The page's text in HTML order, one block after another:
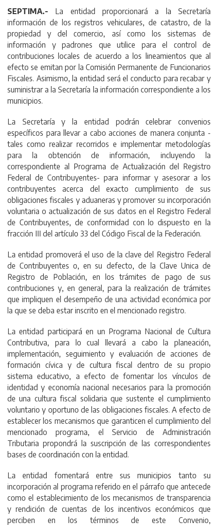
SEPTIMA.- La entidad proporcionará a la Secretaría
información de los registros vehiculares, de catastro, de la
propiedad y del comercio, así como los sistemas de
información y padrones que utilice para el control de
contribuciones locales de acuerdo a los lineamientos que al
efecto se emitan por la Comisión Permanente de Funcionarios
Fiscales. Asimismo, la entidad será el conducto para recabar y
suministrar a la Secretaría la información correspondiente a los
municipios.
La Secretaría y la entidad podrán celebrar convenios
específicos para llevar a cabo acciones de manera conjunta -
tales como realizar recorridos e implementar metodologías
para la obtención de información, incluyendo la
correspondiente al Programa de Actualización del Registro
Federal de Contribuyentes- para informar y asesorar a los
contribuyentes acerca del exacto cumplimiento de sus
obligaciones fiscales y aduaneras y promover su incorporación
voluntaria o actualización de sus datos en el Registro Federal
de Contribuyentes, de conformidad con lo dispuesto en la
fracción III del artículo 33 del Código Fiscal de la Federación.
La entidad promoverá el uso de la clave del Registro Federal
de Contribuyentes o, en su defecto, de la Clave Unica de
Registro de Población, en los trámites de pago de sus
contribuciones y, en general, para la realización de trámites
que impliquen el desempeño de una actividad económica por
la que se deba estar inscrito en el mencionado registro.
La entidad participará en un Programa Nacional de Cultura
Contributiva, para lo cual llevará a cabo la planeación,
implementación, seguimiento y evaluación de acciones de
formación cívica y de cultura fiscal dentro de su propio
sistema educativo, a efecto de fomentar los vínculos de
identidad y economía nacional necesarios para la promoción
de una cultura fiscal solidaria que sustente el cumplimiento
voluntario y oportuno de las obligaciones fiscales. A efecto de
establecer los mecanismos que garanticen el cumplimiento del
mencionado programa, el Servicio de Administración
Tributaria propondrá la suscripción de las correspondientes
bases de coordinación con la entidad.
La entidad fomentará entre sus municipios tanto su
incorporación al programa referido en el párrafo que antecede
como el establecimiento de los mecanismos de transparencia
y rendición de cuentas de los incentivos económicos que
perciben en los términos de este Convenio,